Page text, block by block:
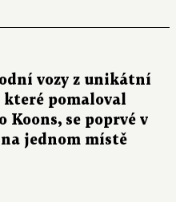
vozy z unikátní
které pomaloval
Koons, se poprvé v
jednom místě